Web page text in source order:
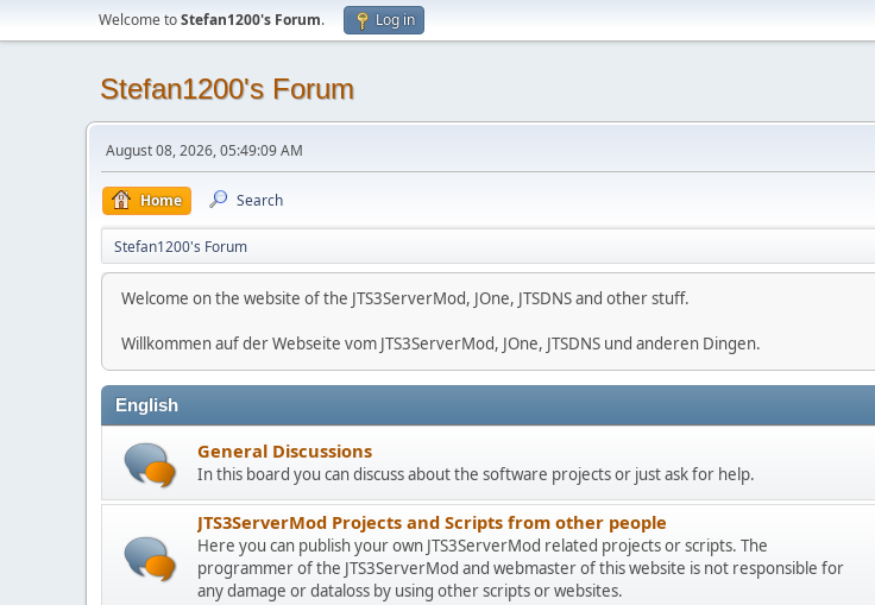
Welcome toStefan1200's Forum. Log in
Stefan1200's Forum
August 08, 2026, 05:49:09 AM
Home Search
Stefan1200's Forum
Welcome on the website of the JTS3ServerMod, JOne, JTSDNS and other stuff.
Willkommen auf der Webseite vom JTS3ServerMod, JOne, JTSDNS und anderen Dingen.
English
General Discussions
In this board you can discuss about the software projects or just ask for help.
JTS3ServerMod Projects and Scripts from other people
Here you can publish your own JTS3ServerMod related projects or scripts. The
programmer of the JTS3ServerMod and webmaster of this website is not responsible for
any damage or dataloss by using other scripts or websites.